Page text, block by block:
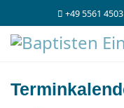
+49 5561 4503